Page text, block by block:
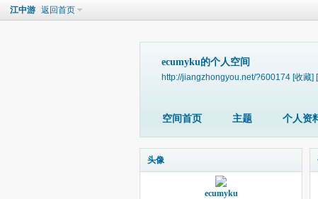
江中游 返回首页
ecumyku的个人空间
http://jiangzhongyou.net/?600174 [收藏]
空间首页 主题 个人资
头像
ecumyku